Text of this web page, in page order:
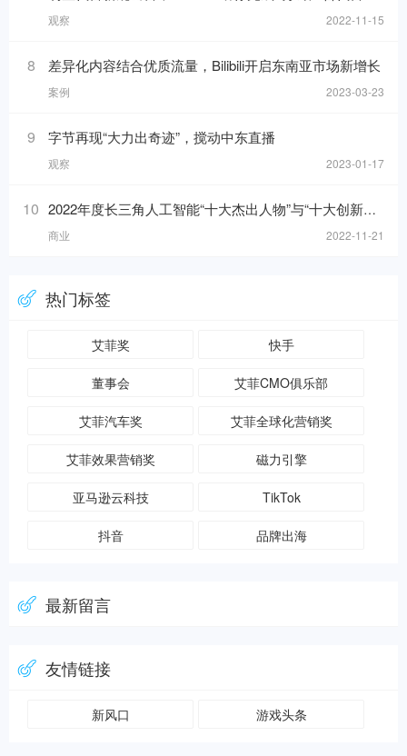
观察 2022-11-15
8 差异化内容结合优质流量，Bilibili开启东南亚市场新增长
案例 2023-03-23
9 字节再现“大力出奇迹”，搅动中东直播
观察 2023-01-17
10 2022年度长三角人工智能“十大杰出人物”与“十大创新应用”榜单发布！
商业 2022-11-21
热门标签
艾菲奖 快手
董事会 艾菲CMO俱乐部
艾菲汽车奖 艾菲全球化营销奖
艾菲效果营销奖 磁力引擎
亚马逊云科技 TikTok
抖音 品牌出海
最新留言
友情链接
新风口 游戏头条